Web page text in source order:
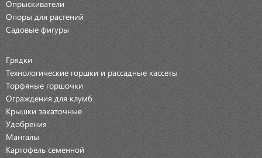
Опрыскиватели
Опоры для растений
Садовые фигуры
Грядки
Технологические горшки и рассадные кассеты
Торфяные горшочки
Ограждения для клумб
Крышки закаточные
Удобрения
Мангалы
Картофель семенной